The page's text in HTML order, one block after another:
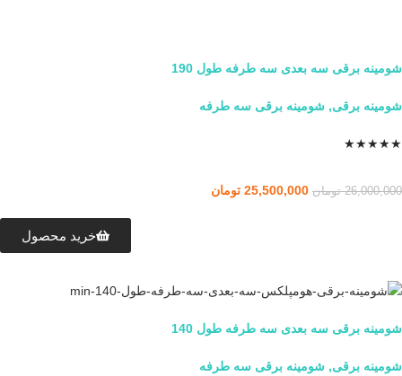
شومینه برقی سه بعدی سه طرفه طول 190
شومینه برقی, شومینه برقی سه طرفه
★
★
★
★
★
26,000,000 تومان 25,500,000 تومان
خرید محصول
شومینه برقی سه بعدی سه طرفه طول 140
شومینه برقی, شومینه برقی سه طرفه